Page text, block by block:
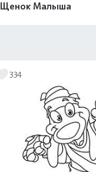
Щенок Малыша
334